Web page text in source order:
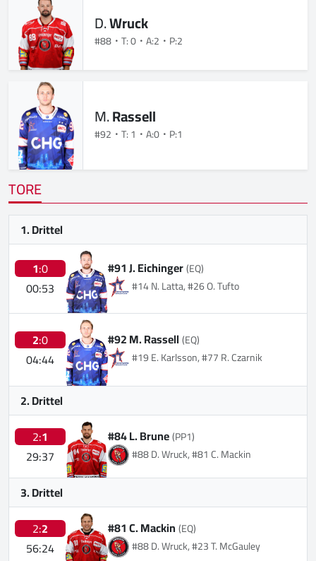
D.Wruck
#88 T: 0 A:2 P:2
M.Rassell
#92 T: 1 A:0 P:1
TORE
1. Drittel
1:0
00:53
#91 J. Eichinger(EQ)
#14 N. Latta, #26 O. Tufto
2:0
04:44
#92 M. Rassell(EQ)
#19 E. Karlsson, #77 R. Czarnik
2. Drittel
2:1
29:37
#84 L. Brune(PP1)
#88 D. Wruck, #81 C. Mackin
3. Drittel
2:2
56:24
#81 C. Mackin(EQ)
#88 D. Wruck, #23 T. McGauley